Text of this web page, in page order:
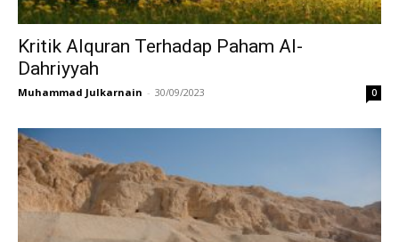
Kritik Alquran Terhadap Paham Al-
Dahriyyah
Muhammad Julkarnain - 30/09/2023 0